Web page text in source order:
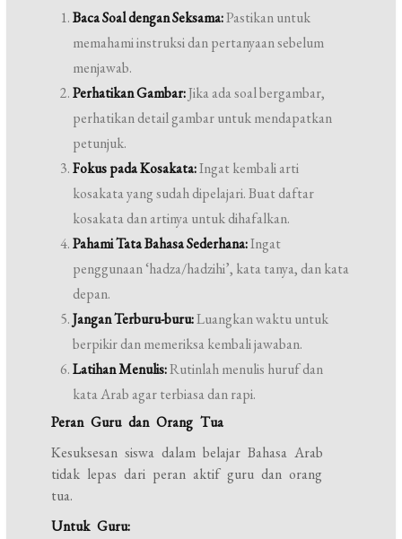
Baca Soal dengan Seksama:Pastikan untuk
memahami instruksi dan pertanyaan sebelum
menjawab.
Perhatikan Gambar:Jika ada soal bergambar,
perhatikan detail gambar untuk mendapatkan
petunjuk.
Fokus pada Kosakata:Ingat kembali arti
kosakata yang sudah dipelajari. Buat daftar
kosakata dan artinya untuk dihafalkan.
Pahami Tata Bahasa Sederhana:Ingat
penggunaan ‘hadza/hadzihi’, kata tanya, dan kata
depan.
Jangan Terburu-buru:Luangkan waktu untuk
berpikir dan memeriksa kembali jawaban.
Latihan Menulis:Rutinlah menulis huruf dan
kata Arab agar terbiasa dan rapi.
Peran Guru dan Orang Tua
Kesuksesan siswa dalam belajar Bahasa Arab
tidak lepas dari peran aktif guru dan orang
tua.
Untuk Guru: